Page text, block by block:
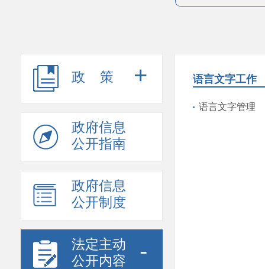
政策 +
政府信息
公开指南
政府信息
公开制度
法定主动
公开内容
-
语言文字工作
语言文字管理